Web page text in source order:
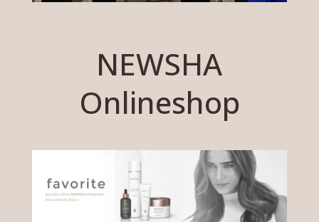
NEWSHA
Onlineshop